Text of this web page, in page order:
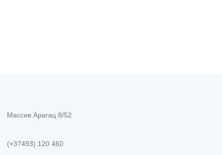
Массив Арагац 8/52
(+37493) 120 460